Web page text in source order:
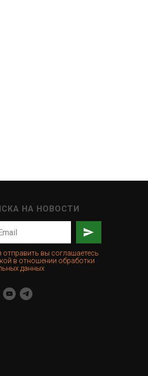
НА НОВОСТИ
вы соглашаетесь
в отношении обработки
данных